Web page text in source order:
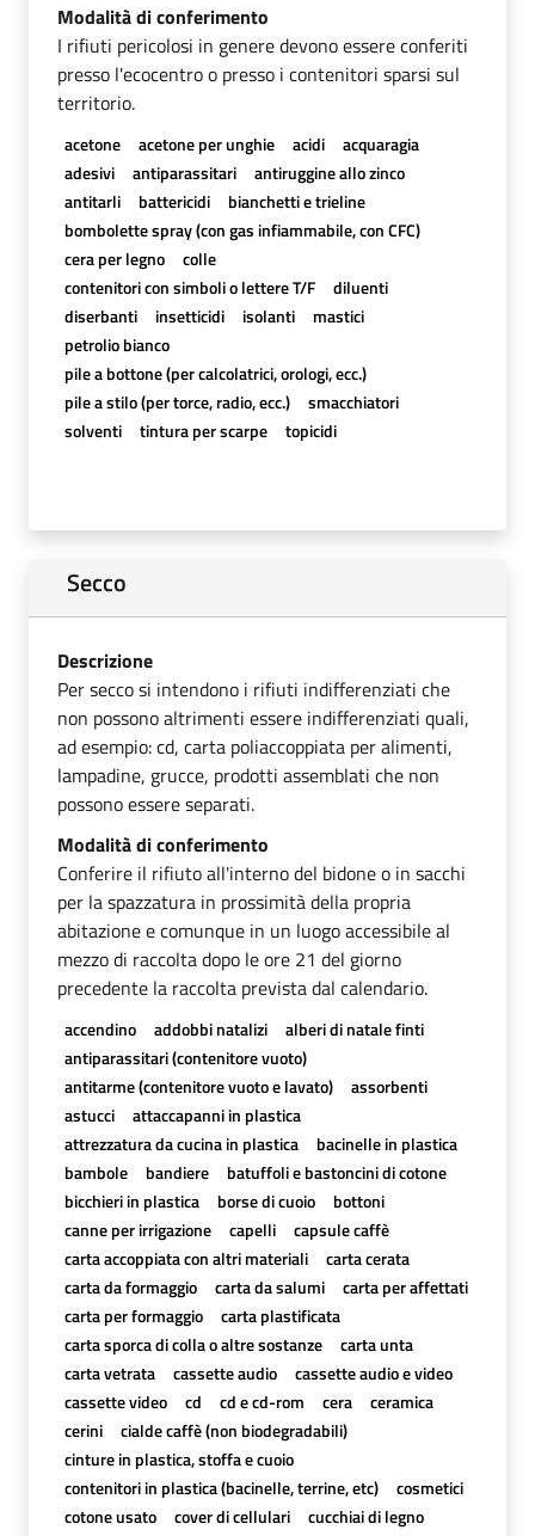
Modalità di conferimento
I rifiuti pericolosi in genere devono essere conferiti
presso l'ecocentro o presso i contenitori sparsi sul
territorio.
acetone acetone per unghie acidi
acquaragia
adesivi
antiparassitari
antiruggine allo zinco
antitarli
battericidi
bianchetti e trieline
bombolette spray (con gas infiammabile, con CFC)
cera per legno
colle
contenitori con simboli o lettere T/F
diluenti
diserbanti
insetticidi isolanti
mastici
petrolio bianco
pile a bottone (per calcolatrici, orologi, ecc.)
pile a stilo (per torce, radio, ecc.)
smacchiatori
solventi
tintura per scarpe topicidi
Secco
Descrizione
Per secco si intendono i rifiuti indifferenziati che
non possono altrimenti essere indifferenziati quali,
ad esempio: cd, carta poliaccoppiata per alimenti,
lampadine, grucce, prodotti assemblati che non
possono essere separati.
Modalità di conferimento
Conferire il rifiuto all'interno del bidone o in sacchi
per la spazzatura in prossimità della propria
abitazione e comunque in un luogo accessibile al
mezzo di raccolta dopo le ore 21 del giorno
precedente la raccolta prevista dal calendario.
accendino addobbi natalizi
alberi di natale finti
antiparassitari (contenitore vuoto)
antitarme (contenitore vuoto e lavato)
assorbenti
astucci
attaccapanni in plastica
attrezzatura da cucina in plastica
bacinelle in plastica
bambole
bandiere
batuffoli e bastoncini di cotone
bicchieri in plastica
borse di cuoio
bottoni
canne per irrigazione
capelli
capsule caffè
carta accoppiata con altri materiali
carta cerata
carta da formaggio
carta da salumi
carta per affettati
carta per formaggio
carta plastificata
carta sporca di colla o altre sostanze
carta unta
carta vetrata
cassette audio
cassette audio e video
cassette video
cd cd e cd-rom cera
ceramica
cerini
cialde caffè (non biodegradabili)
cinture in plastica, stoffa e cuoio
contenitori in plastica (bacinelle, terrine, etc)
cosmetici
cotone usato
cover di cellulari
cucchiai di legno